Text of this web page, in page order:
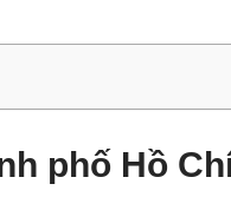
phố Hồ